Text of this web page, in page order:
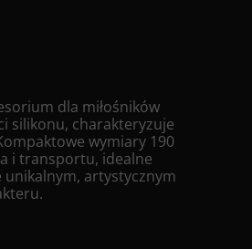
dla miłośników
silikonu, charakteryzuje
wymiary 190
i transportu, idealne
artystycznym